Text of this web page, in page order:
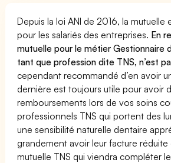
Depuis la loi ANI de 2016, la mutuelle
pour les salariés des entreprises. En
mutuelle pour le métier Gestionnaire
tant que profession dite TNS, n’est
cependant recommandé d’en avoir
dernière est toujours utile pour avoir
remboursements lors de vos soins
professionnels TNS qui portent des
une sensibilité naturelle dentaire
grandement avoir leur facture réduite
mutuelle TNS qui viendra compléter